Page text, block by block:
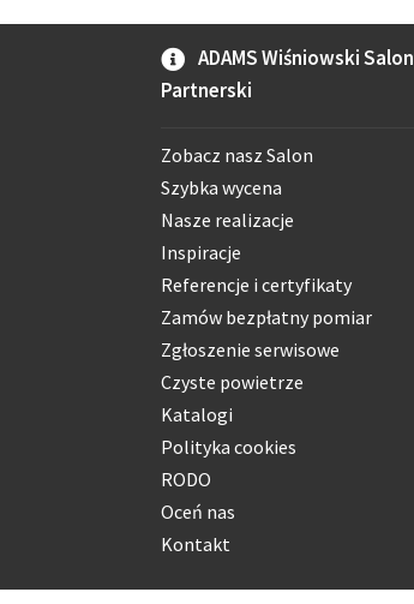
ADAMS Wiśniowski Salon
Partnerski
Zobacz nasz Salon
Szybka wycena
Nasze realizacje
Inspiracje
Referencje i certyfikaty
Zamów bezpłatny pomiar
Zgłoszenie serwisowe
Czyste powietrze
Katalogi
Polityka cookies
RODO
Oceń nas
Kontakt